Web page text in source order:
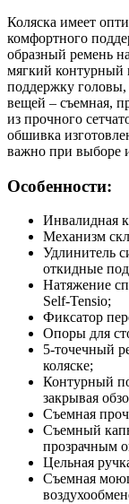
Коляска имеет
комфортного
образный ремень
мягкий контурный
поддержку головы,
вещей – съемная,
из прочного
обшивка
важно при выборе
Особенности:
Инвалидная
Механизм
Удлинитель
откидные
Натяжение
Self-Tensio;
Фиксатор
Опоры для
5-точечный
коляске;
Контурный
закрывая
Съемная
Съемный
прозрачным
Цельная
Съемная